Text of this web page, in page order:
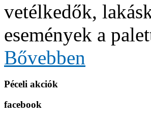
vetélkedők,
események a
Bővebben
Péceli akciók
facebook